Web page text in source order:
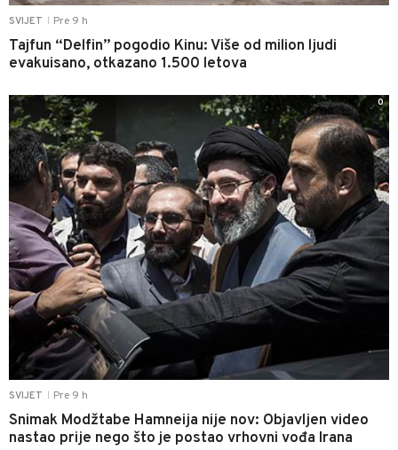
SVIJET Pre 9 h
Tajfun “Delfin” pogodio Kinu: Više od milion ljudi
evakuisano, otkazano 1.500 letova
SVIJET Pre 9 h
Snimak Modžtabe Hamneija nije nov: Objavljen video
nastao prije nego što je postao vrhovni vođa Irana
0